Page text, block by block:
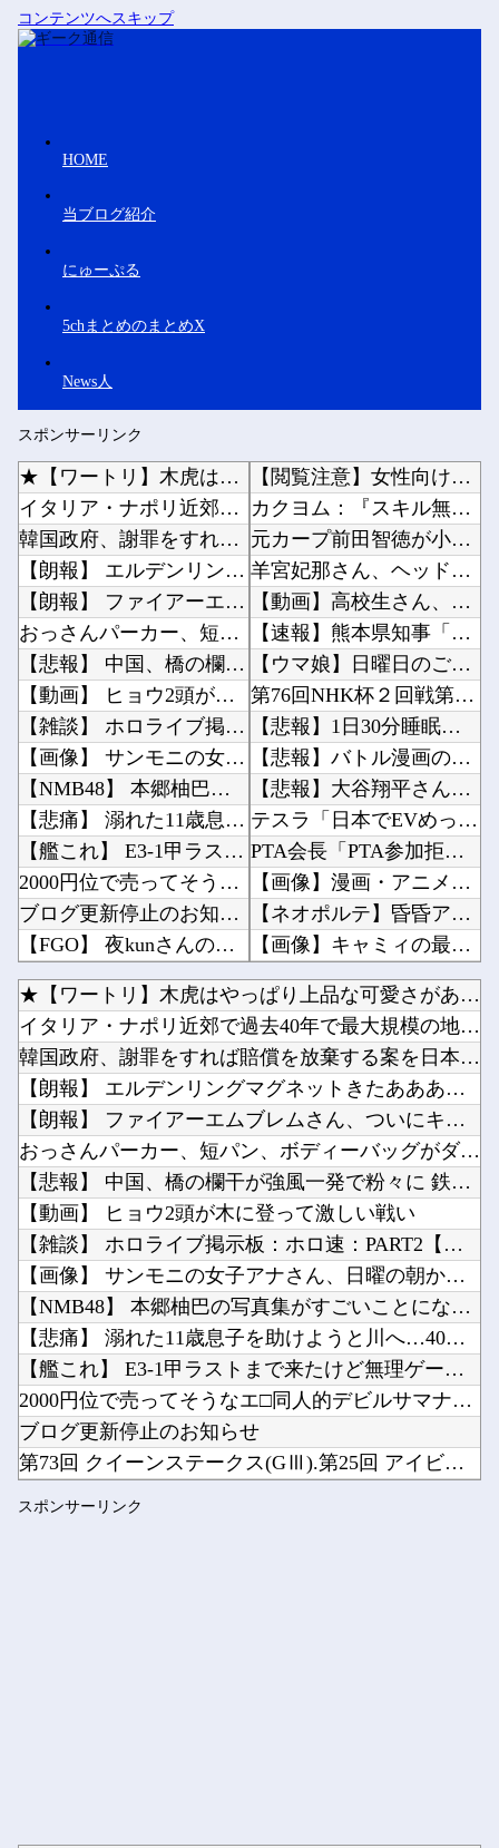
コンテンツへスキップ
HOME
当ブログ紹介
にゅーぷる
5chまとめのまとめX
News人
スポンサーリンク
★【ワートリ】木虎はやっぱり上品な可愛さがあるな
イタリア・ナポリ近郊で過去40年で最大規模の地震「M4.7」の揺れを観測
韓国政府、謝罪をすれば賠償を放棄する案を日本側に提示するも拒否される＝韓国の反応
【朗報】 エルデンリングマグネットきたあああああ
【朗報】 ファイアーエムブレムさん、ついにキャラ成長率がゲーム内で見れるようになる
おっさんパーカー、短パン、ボディーバッグがダサい！自分は女だけど、こういうの聞くたびに何が...
【悲報】 中国、橋の欄干が強風一発で粉々に 鉄筋ゼロ 当局「接着剤でくっつけただけ」「正常...
【動画】 ヒョウ2頭が木に登って激しい戦い
【雑談】 ホロライブ掲示板：ホロ速：PART2【配信実況可】
【画像】 サンモニの女子アナさん、日曜の朝から素材を提供してしまう
【NMB48】 本郷柚巴の写真集がすごいことになってる
【悲痛】 溺れた11歳息子を助けようと川へ…40歳父親が死亡 息子は母親が救助 愛知
【艦これ】 E3-1甲ラストまで来たけど無理ゲー感がするでち
2000円位で売ってそうなエ□同人的デビルサマナー 第2話
ブログ更新停止のお知らせ
【FGO】 夜kunさんのモルガンイラスト！！ 蝶の羽好きです！
第73回 クイーンステークス(GⅢ).第25回 アイビスサマーダッシュ(GⅢ)
【画像】 ベルーナドームの温度を測定した結果ｗｗｗ
【J2第1節 大分×湘南】 湘南が5年ぶりの大分戦を勝利し開幕白星発進！コーナーキックから...
Powered by livedoor 相互RSS
【閲覧注意】女性向けバイブ、進化しすぎて寄生獣みたいになってしまう・・・他
カクヨム：『スキル無しゴトーさんは最弱のはずです！～勇者召喚に巻き込まれたモブサラリーマン...
元カープ前田智徳が小園に喝！「自分のバッティングが確立できていない」他
羊宮妃那さん、ヘッドドレス姿がかわいいｗｗｗｗ他
【動画】高校生さん、文化祭でコーヒーカップを作って大盛りあがり←なんかどっかで見たことある...
【速報】熊本県知事「報道に強い不満・苦情が寄せられている」→TBSの報道特集がまさにそれな...
【ウマ娘】日曜日のご機嫌な忠犬たち他
第76回NHK杯２回戦第１局 菅井竜也八段 対 大橋貴洸七段他
【悲報】1日30分睡眠のプロ、『大爆発』してしまった結果・・・・・他
【悲報】バトル漫画の主人公でライバルがいないキャラ、存在しない：・・・・他
【悲報】大谷翔平さん、ドジャースのヘッダー画像から消えるｗｗｗｗｗｗｗｗｗｗｗｗｗｗｗ他
テスラ「日本でEVめっちゃ売れるから拠点を増やすね」他
PTA会長「PTA参加拒否した親へ最終警告。こうなってもいい？」 （※画像あり）他
【画像】漫画・アニメの「武人系敵幹部」に付きまといがちな疑問ｗｗｗｗ他
【ネオポルテ】昏昏アリア３Dお披露目！チキンテカテカ他
【画像】キャミィの最新フィギュア(約18万円)、ガチで作り込みがエグすぎる他
【ラブライブ！】LuckyFes'26配信中！他
【画像】宇垣美里アナ、お○ぱいアピールが限界突破してしまうｗｗｗｗｗｗ他
実際『ゼルダ 時オカ』→『風タク』の時の空気感を知りたい他
佐藤二朗さん主演の「踊る大捜査線」スピンオフドラマ、正式に中止との報道他
秋葉原でゲーミングキーボードとマウス無料配布するよ→結果他
韓国人「日本人が絶対に違法駐車をしない本当の理由がこちら…」→「これが正解」「その通りだ…...
Amazon「マンガ毎週末セール（50%還元）」アツいスポーツマンガ祭り最終日到来！！！他
【悲報】韓国、ロシアウクライナ戦争に参戦へ！！！他
Powered by livedoor 相互RSS
★【ワートリ】木虎はやっぱり上品な可愛さがあるな
イタリア・ナポリ近郊で過去40年で最大規模の地震「M4.7」...
韓国政府、謝罪をすれば賠償を放棄する案を日本側に提示するも拒...
【朗報】 エルデンリングマグネットきたあああああ
【朗報】 ファイアーエムブレムさん、ついにキャラ成長率がゲー...
おっさんパーカー、短パン、ボディーバッグがダサい！自分は女だ...
【悲報】 中国、橋の欄干が強風一発で粉々に 鉄筋ゼロ 当局「...
【動画】 ヒョウ2頭が木に登って激しい戦い
【雑談】 ホロライブ掲示板：ホロ速：PART2【配信実況可】
【画像】 サンモニの女子アナさん、日曜の朝から素材を提供して...
【NMB48】 本郷柚巴の写真集がすごいことになってる
【悲痛】 溺れた11歳息子を助けようと川へ…40歳父親が死亡...
【艦これ】 E3-1甲ラストまで来たけど無理ゲー感がするでち
2000円位で売ってそうなエ□同人的デビルサマナー 第2話
ブログ更新停止のお知らせ
第73回 クイーンステークス(GⅢ).第25回 アイビスサマ...
スポンサーリンク